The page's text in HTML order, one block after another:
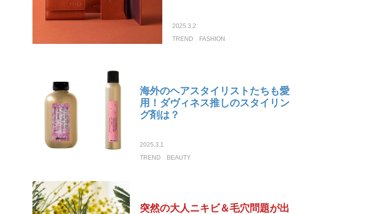
2025.3.2
TREND
FASHION
海外のヘアスタイリストたちも愛
用！ダヴィネス推しのスタイリン
グ剤は？
2025.3.1
TREND
BEAUTY
突然の大人ニキビ＆毛穴問題が出